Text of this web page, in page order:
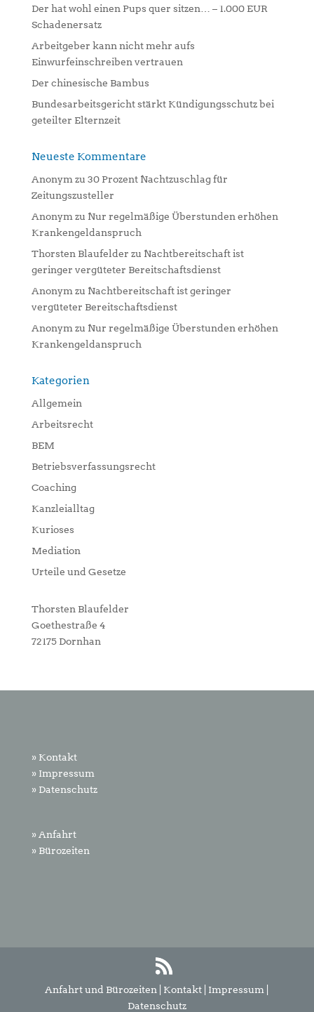
v
e
:
Der hat wohl einen Pups quer sitzen… – 1.000 EUR
Schadenersatz
Arbeitgeber kann nicht mehr aufs
Einwurfeinschreiben vertrauen
Der chinesische Bambus
Bundesarbeitsgericht stärkt Kündigungsschutz bei
geteilter Elternzeit
Neueste Kommentare
Anonym zu 30 Prozent Nachtzuschlag für
Zeitungszusteller
Anonym zu Nur regelmäßige Überstunden erhöhen
Krankengeldanspruch
Thorsten Blaufelder zu Nachtbereitschaft ist
geringer vergüteter Bereitschaftsdienst
Anonym zu Nachtbereitschaft ist geringer
vergüteter Bereitschaftsdienst
Anonym zu Nur regelmäßige Überstunden erhöhen
Krankengeldanspruch
Kategorien
Allgemein
Arbeitsrecht
BEM
Betriebsverfassungsrecht
Coaching
Kanzleialltag
Kurioses
Mediation
Urteile und Gesetze
Thorsten Blaufelder
Goethestraße 4
72175 Dornhan
» Kontakt
» Impressum
» Datenschutz
» Anfahrt
» Bürozeiten
Anfahrt und Bürozeiten Kontakt Impressum
Datenschutz